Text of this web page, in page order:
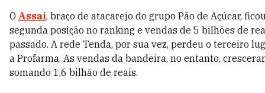
O Assai, braço de atacarejo do grupo Pão de Açúcar,
segunda posição no ranking e vendas de 5 bilhões de
passado. A rede Tenda, por sua vez, perdeu o terceiro
a Profarma. As vendas da bandeira, no entanto,
somando 1,6 bilhão de reais.